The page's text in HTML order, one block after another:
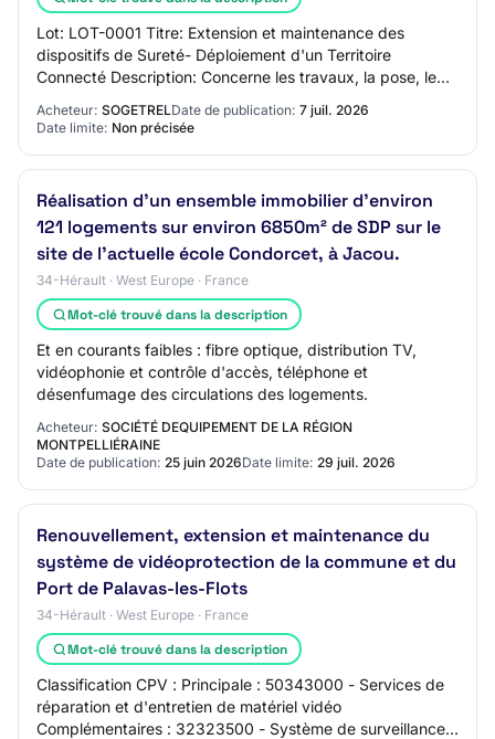
Lot: LOT-0001 Titre: Extension et maintenance des
dispositifs de Sureté- Déploiement d'un Territoire
Connecté Description: Concerne les travaux, la pose, le
Acheteur: SOGETRELDate de publication: 7 juil. 2026
Date limite: Non précisée
Réalisation d'un ensemble immobilier d'environ
121 logements sur environ 6850m² de SDP sur le
site de l'actuelle école Condorcet, à Jacou.
34-Hérault · West Europe · France
Mot-clé trouvé dans la description
Et en courants faibles : fibre optique, distribution TV,
vidéophonie et contrôle d'accès, téléphone et
désenfumage des circulations des logements.
Acheteur: SOCIÉTÉ DEQUIPEMENT DE LA RÉGION
MONTPELLIÉRAINE
Date de publication: 25 juin 2026Date limite: 29 juil. 2026
Renouvellement, extension et maintenance du
système de vidéoprotection de la commune et du
Port de Palavas-les-Flots
34-Hérault · West Europe · France
Mot-clé trouvé dans la description
Classification CPV : Principale : 50343000 - Services de
réparation et d'entretien de matériel vidéo
Complémentaires : 32323500 - Système de surveillance